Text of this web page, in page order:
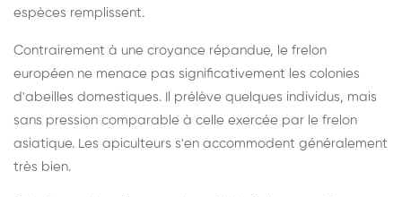
espèces remplissent.
Contrairement à une croyance répandue, le frelon
européen ne menace pas significativement les colonies
d'abeilles domestiques. Il prélève quelques individus, mais
sans pression comparable à celle exercée par le frelon
asiatique. Les apiculteurs s'en accommodent généralement
très bien.